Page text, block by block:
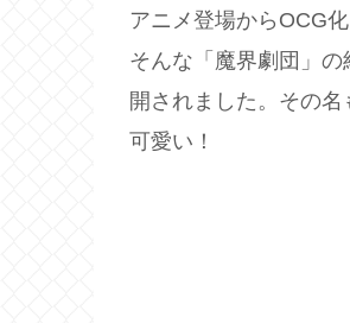
アニメ登場からOCG
そんな「魔界劇団」
開されました。その名
可愛い！